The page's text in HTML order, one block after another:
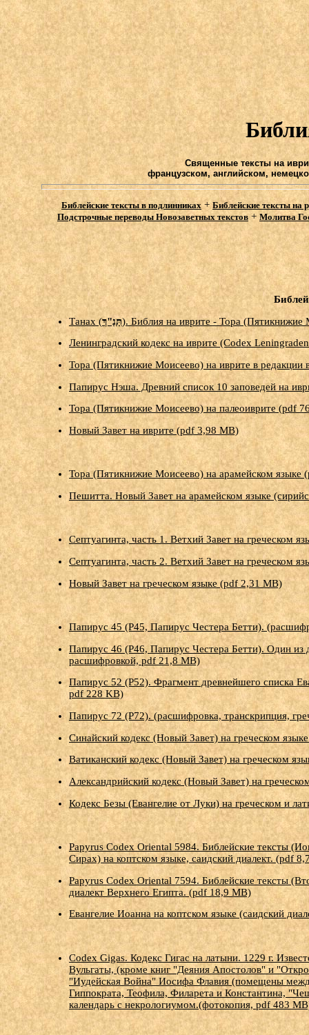
Священные тексты на
французском, английском,
Библейские тексты в подлинниках + Библейские тексты на
Подстрочные переводы Новозаветных текстов + Молитва
Танах (תַּנַ"ךְ). Библия на иврите - Тора
Ленинградский кодекс на иврите (Codex
Тора (Пятикнижие Моисеево) на иврите в
Папирус Нэша. Древний список 10 заповедей на
Тора (Пятикнижие Моисеево) на палеоиврите (pdf
Новый Завет на иврите (pdf 3,98 MB)
Тора (Пятикнижие Моисеево) на арамейском языке
Пешитта. Новый Завет на арамейском языке
Септуагинта, часть 1. Ветхий Завет на греческом
Септуагинта, часть 2. Ветхий Завет на греческом
Новый Завет на греческом языке (pdf 2,31 MB)
Папирус 45 (P45, Папирус Честера Бетти).
Папирус 46 (P46, Папирус Честера Бетти). Один из
расшифровкой, pdf 21,8 МB)
Папирус 52 (P52). Фрагмент древнейшего списка
pdf 228 KB)
Папирус 72 (P72). (расшифровка, транскрипция,
Синайский кодекс (Новый Завет) на греческом
Ватиканский кодекс (Новый Завет) на греческом
Александрийский кодекс (Новый Завет) на
Кодекс Безы (Евангелие от Луки) на греческом и
Papyrus Codex Oriental 5984. Библейские тексты
Сирах) на коптском языке, саидский диалект. (pdf
Papyrus Codex Oriental 7594. Библейские тексты
диалект Верхнего Египта. (pdf 18,9 MB)
Евангелие Иоанна на коптском языке (саидский
Codex Gigas. Кодекс Гигас на латыни. 1229 г.
Вульгаты, (кроме книг "Деяния Апостолов" и
"Иудейская Война" Иосифа Флавия (помещены
Гиппократа, Теофила, Филарета и Константина,
календарь с некрологиумом.(фотокопия, pdf 483